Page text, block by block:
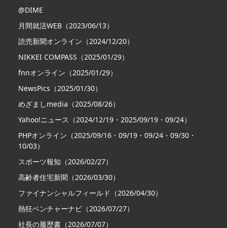
@DIME
月間就活WEB（2023/06/13）
読売新聞オンライン（2024/12/20）
NIKKEI COMPASS（2025/01/29）
fnnオンライン（2025/01/29）
NewsPics（2025/01/30）
めざましmedia（2025/08/26）
Yahoo!ニュース（2024/12/19・2025/09/19・09/24）
PHPオンライン（2025/09/16・09/19・09/24・09/30・
10/03）
スポーツ報知（2026/02/27）
高齢者住宅新聞（2026/03/30）
ファイナンシャルフィールド（2026/04/30）
熱狂ベンチャーナビ（2026/07/27）
社長の履歴書（2026/07/07）